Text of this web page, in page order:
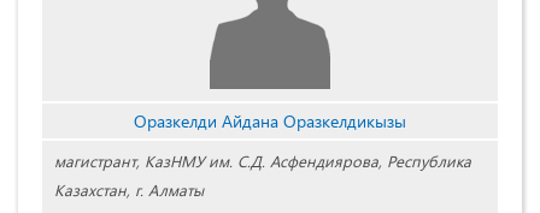
Оразкелди Айдана Оразкелдикызы
магистрант, КазНМУ им. С.Д. Асфендиярова, Республика
Казахстан, г. Алматы